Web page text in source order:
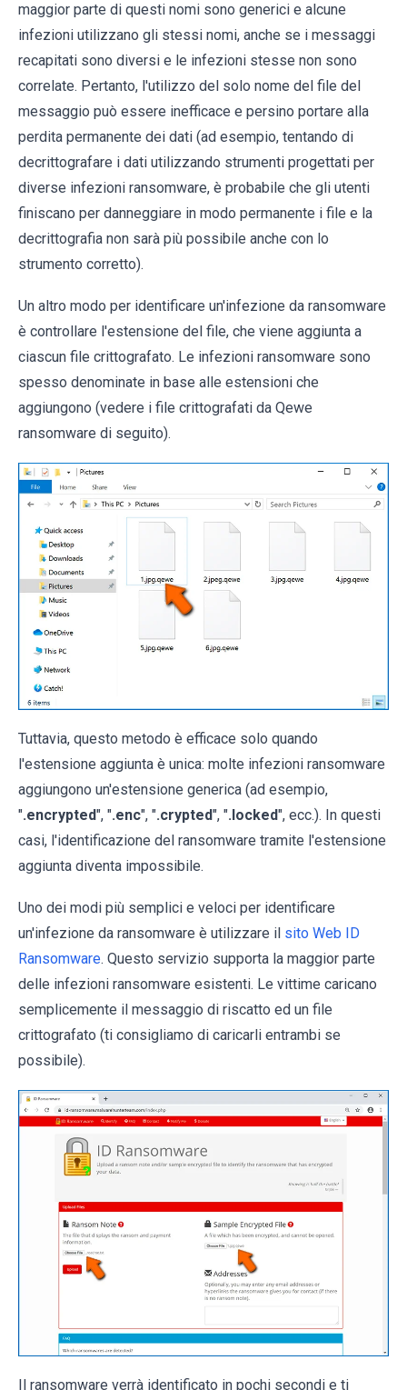
maggior parte di questi nomi sono generici e alcune
infezioni utilizzano gli stessi nomi, anche se i messaggi
recapitati sono diversi e le infezioni stesse non sono
correlate. Pertanto, l'utilizzo del solo nome del file del
messaggio può essere inefficace e persino portare alla
perdita permanente dei dati (ad esempio, tentando di
decrittografare i dati utilizzando strumenti progettati per
diverse infezioni ransomware, è probabile che gli utenti
finiscano per danneggiare in modo permanente i file e la
decrittografia non sarà più possibile anche con lo
strumento corretto).
Un altro modo per identificare un'infezione da ransomware
è controllare l'estensione del file, che viene aggiunta a
ciascun file crittografato. Le infezioni ransomware sono
spesso denominate in base alle estensioni che
aggiungono (vedere i file crittografati da Qewe
ransomware di seguito).
Tuttavia, questo metodo è efficace solo quando
l'estensione aggiunta è unica: molte infezioni ransomware
aggiungono un'estensione generica (ad esempio,
".encrypted", ".enc", ".crypted", ".locked", ecc.). In questi
casi, l'identificazione del ransomware tramite l'estensione
aggiunta diventa impossibile.
Uno dei modi più semplici e veloci per identificare
un'infezione da ransomware è utilizzare il sito Web ID
Ransomware. Questo servizio supporta la maggior parte
delle infezioni ransomware esistenti. Le vittime caricano
semplicemente il messaggio di riscatto ed un file
crittografato (ti consigliamo di caricarli entrambi se
possibile).
Il ransomware verrà identificato in pochi secondi e ti